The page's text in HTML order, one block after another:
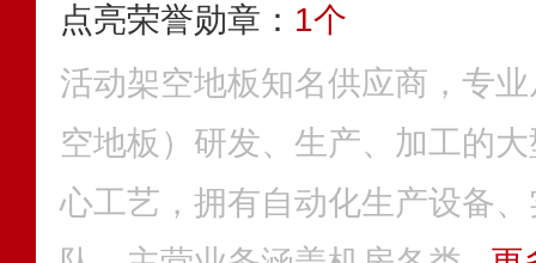
点亮荣誉勋章： 1个
活动架空地板知名供应商，专
空地板）研发、生产、加工的
心工艺，拥有自动化生产设备